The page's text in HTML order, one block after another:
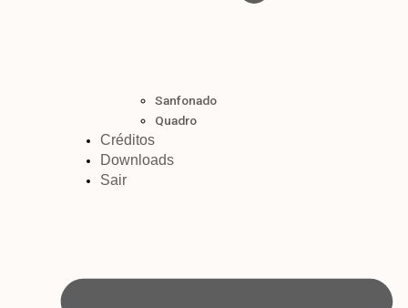
Sanfonado
Quadro
Créditos
Downloads
Sair